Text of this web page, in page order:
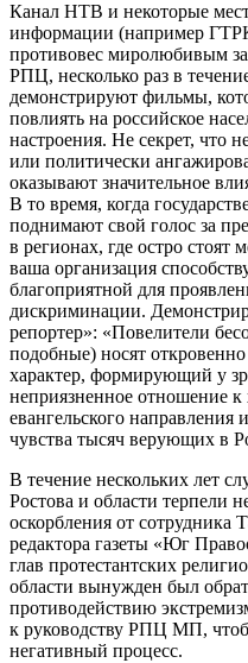
Канал НТВ и некоторые
информации (например
противовес миролюбивым
РПЦ, несколько раз в
демонстрируют фильмы,
повлиять на российское
настроения. Не секрет, что
или политически
оказывают значительное
В то время, когда
поднимают свой голос за
в регионах, где остро
ваша организация
благоприятной для
дискриминации.
репортер»: «Повелители
подобные) носят
характер, формирующий у
неприязненное отношение
евангельского направления
чувства тысяч верующих в
В течение нескольких лет
Ростова и области терпели
оскорбления от сотрудника
редактора газеты «Юг
глав протестантских
области вынужден был
противодействию
к руководству РПЦ МП,
негативный процесс.